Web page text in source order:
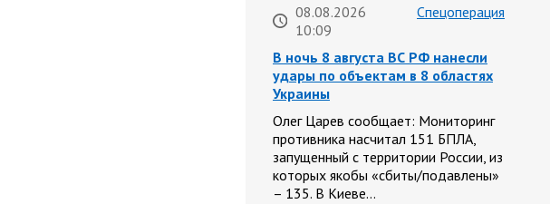
08.08.2026
10:09
Спецоперация
В ночь 8 августа ВС РФ нанесли
удары по объектам в 8 областях
Украины
Олег Царев сообщает: Мониторинг
противника насчитал 151 БПЛА,
запущенный с территории России, из
которых якобы «сбиты/подавлены»
– 135. В Киеве…